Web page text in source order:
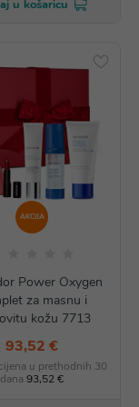
u košaricu
AKCIJA
Power Oxygen
za masnu i
kožu 7713
93,52 €
u prethodnih 30
dana93,52 €